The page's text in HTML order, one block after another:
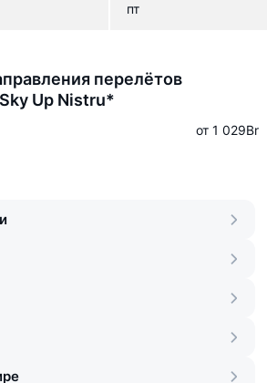
пт
перелётов
Up Nistru*
от 1 029Br